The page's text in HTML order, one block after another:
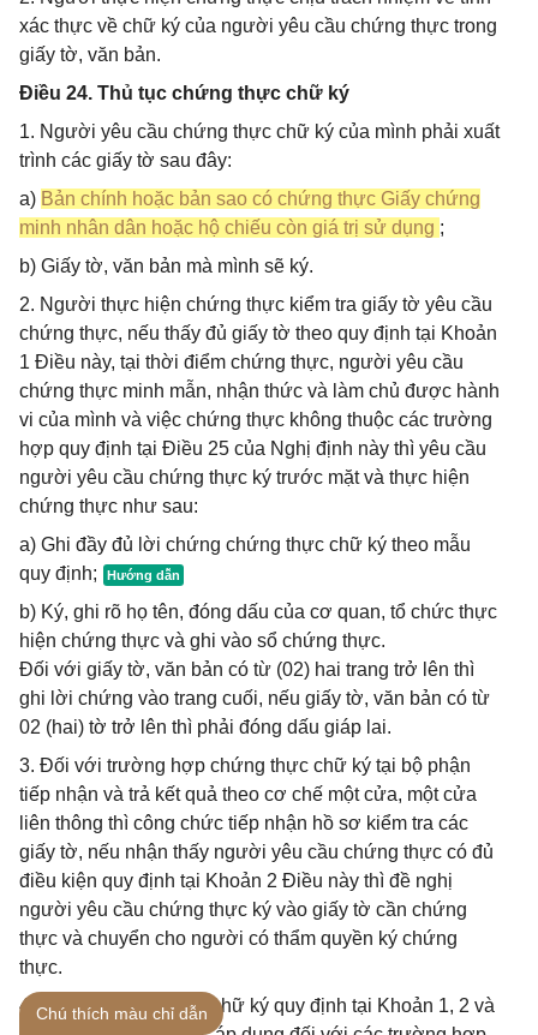
xác thực về chữ ký của người yêu cầu chứng thực trong
giấy tờ, văn bản.
Điều 24. Thủ tục chứng thực chữ ký
1. Người yêu cầu chứng thực chữ ký của mình phải xuất
trình các giấy tờ sau đây:
a) Bản chính hoặc bản sao có chứng thực Giấy chứng
minh nhân dân hoặc hộ chiếu còn giá trị sử dụng ;
b) Giấy tờ, văn bản mà mình sẽ ký.
2. Người thực hiện chứng thực kiểm tra giấy tờ yêu cầu
chứng thực, nếu thấy đủ giấy tờ theo quy định tại Khoản
1 Điều này, tại thời điểm chứng thực, người yêu cầu
chứng thực minh mẫn, nhận thức và làm chủ được hành
vi của mình và việc chứng thực không thuộc các trường
hợp quy định tại Điều 25 của Nghị định này thì yêu cầu
người yêu cầu chứng thực ký trước mặt và thực hiện
chứng thực như sau:
a) Ghi đầy đủ lời chứng chứng thực chữ ký theo mẫu
quy định;
b) Ký, ghi rõ họ tên, đóng dấu của cơ quan, tổ chức thực
hiện chứng thực và ghi vào sổ chứng thực.
Đối với giấy tờ, văn bản có từ (02) hai trang trở lên thì
ghi lời chứng vào trang cuối, nếu giấy tờ, văn bản có từ
02 (hai) tờ trở lên thì phải đóng dấu giáp lai.
3. Đối với trường hợp chứng thực chữ ký tại bộ phận
tiếp nhận và trả kết quả theo cơ chế một cửa, một cửa
liên thông thì công chức tiếp nhận hồ sơ kiểm tra các
giấy tờ, nếu nhận thấy người yêu cầu chứng thực có đủ
điều kiện quy định tại Khoản 2 Điều này thì đề nghị
người yêu cầu chứng thực ký vào giấy tờ cần chứng
thực và chuyển cho người có thẩm quyền ký chứng
thực.
4. Thủ tục chứng thực chữ ký quy định tại Khoản 1, 2 và
Chú thích màu chỉ dẫn